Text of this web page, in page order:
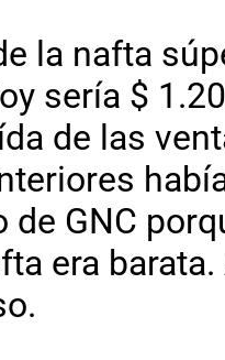
la nafta
sería $
de las
GNC
era